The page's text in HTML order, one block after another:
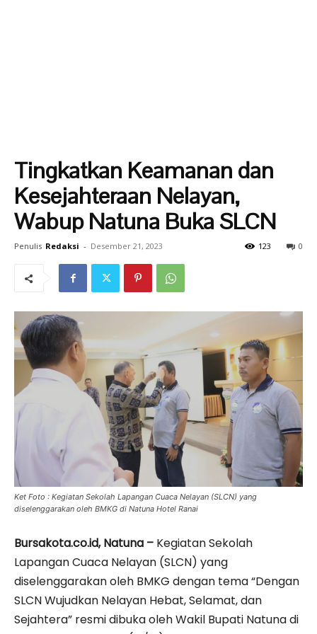
Tingkatkan Keamanan dan
Kesejahteraan Nelayan,
Wabup Natuna Buka SLCN
Penulis Redaksi - Desember 21, 2023 0
123
Ket Foto : Kegiatan Sekolah Lapangan Cuaca Nelayan (SLCN) yang
diselenggarakan oleh BMKG di Natuna Hotel Ranai
Bursakota.co.id, Natuna – Kegiatan Sekolah
Lapangan Cuaca Nelayan (SLCN) yang
diselenggarakan oleh BMKG dengan tema “Dengan
SLCN Wujudkan Nelayan Hebat, Selamat, dan
Sejahtera” resmi dibuka oleh Wakil Bupati Natuna di